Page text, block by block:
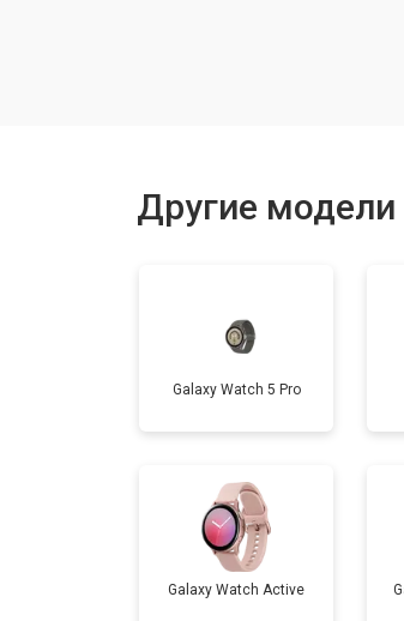
Замена кнопки
Замена Bluetooth
Другие модели
Galaxy Watch 5 Pro
Galaxy Watch Active